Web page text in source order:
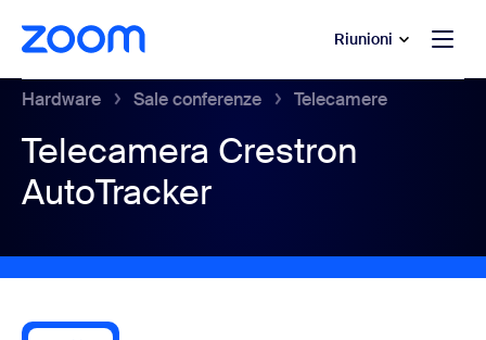
principale
di assistenza Riunioni
Hardware Sale conferenze Telecamere
Telecamera Crestron
AutoTracker